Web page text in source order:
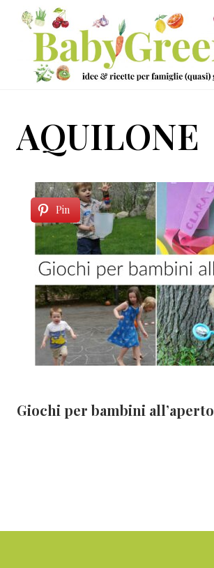
Menu
Passa
contenuto
principale
Passa
ricette
famiglie
(quasi)
green
AQUILONE
Pin
Giochi per bambini all’aperto